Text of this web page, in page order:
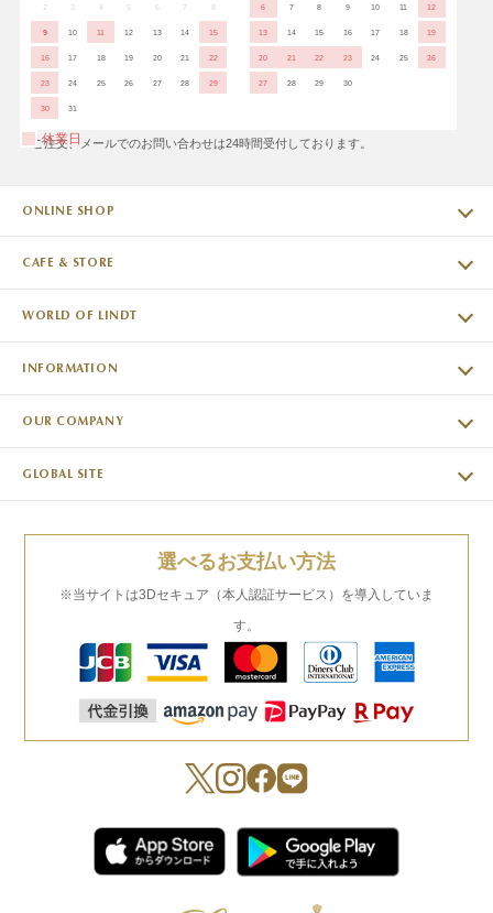
2 3 4 5 6 7 8
9 10 11 12 13 14 15
16 17 18 19 20 21 22
23 24 25 26 27 28 29
30 31
6 7 8 9 10 11 12
13 14 15 16 17 18 19
20 21 22 23 24 25 26
27 28 29 30
休業日
※ご注文、メールでのお問い合わせは24時間受付しております。
ONLINE SHOP
CAFE & STORE
WORLD OF LINDT
INFORMATION
OUR COMPANY
GLOBAL SITE
選べるお支払い方法
※当サイトは3Dセキュア（本人認証サービス）を導入していま
す。